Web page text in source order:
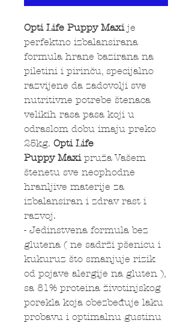
Opti Life Puppy Maxi je
perfektno izbalansirana
formula hrane bazirana na
piletini i pirinču, specijalno
razvijene da zadovolji sve
nutritivne potrebe štenaca
velikih rasa pasa koji u
odraslom dobu imaju preko
25kg. Opti Life
Puppy Maxi pruža Vašem
štenetu sve neophodne
hranljive materije za
izbalansiran i zdrav rast i
razvoj.
- Jedinstvena formula bez
glutena ( ne sadrži pšenicu i
kukuruz što smanjuje rizik
od pojave alergije na gluten ),
sa 81% proteina životinjskog
porekla koja obezbeđuje laku
probavu i optimalnu gustinu